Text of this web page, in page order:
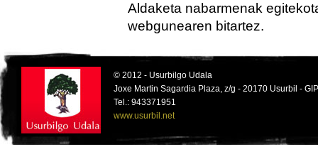
Aldaketa nabarmenak
webgunearen bitartez.
© 2012 - Usurbilgo Udala
Joxe Martin Sagardia Plaza, z/g - 20170 Usurbil -
Tel.: 943371951
www.usurbil.net